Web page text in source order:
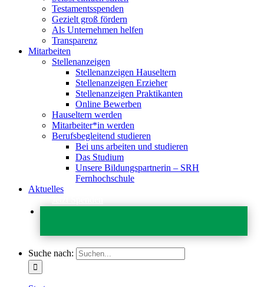
Testamentsspenden
Gezielt groß fördern
Als Unternehmen helfen
Transparenz
Mitarbeiten
Stellenanzeigen
Stellenanzeigen Hauseltern
Stellenanzeigen Erzieher
Stellenanzeigen Praktikanten
Online Bewerben
Hauseltern werden
Mitarbeiter*in werden
Berufsbegleitend studieren
Bei uns arbeiten und studieren
Das Studium
Unsere Bildungspartnerin – SRH
Fernhochschule
Aktuelles
Suche nach: